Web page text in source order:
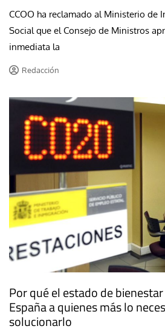
CCOO ha reclamado al Ministerio de
Social que el Consejo de Ministros
inmediata la
Redacción
Por qué el estado de
España a quienes más lo
solucionarlo